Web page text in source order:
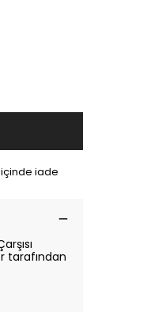
iade
tarafından